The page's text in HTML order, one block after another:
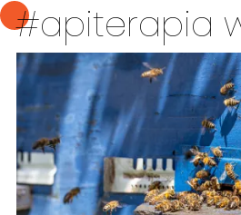
#apiterapia